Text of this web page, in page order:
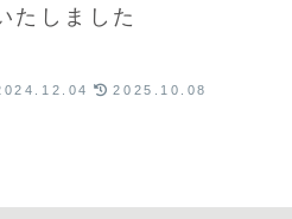
たしました
2025.10.08